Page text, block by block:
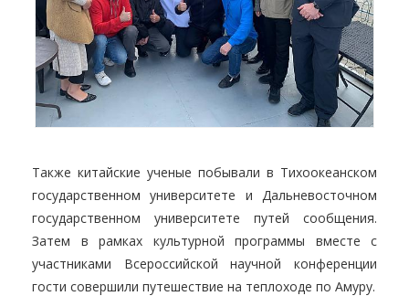
Также китайские ученые побывали в Тихоокеанском
государственном университете и Дальневосточном
государственном университете путей сообщения.
Затем в рамках культурной программы вместе с
участниками Всероссийской научной конференции
гости совершили путешествие на теплоходе по Амуру.